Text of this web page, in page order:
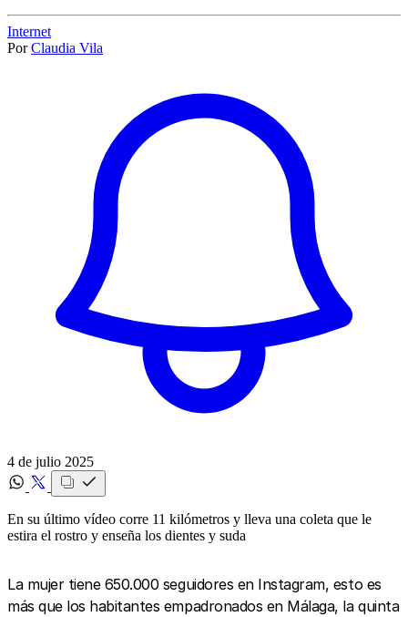
Internet
Por Claudia Vila
4 de julio 2025
En su último vídeo corre 11 kilómetros y lleva una coleta que le
estira el rostro y enseña los dientes y suda
La mujer tiene 650.000 seguidores en Instagram, esto es
más que los habitantes empadronados en Málaga, la quinta